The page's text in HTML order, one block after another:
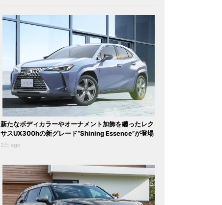
新たなボディカラーやオーナメント加飾を纏ったレク
サスUX300hの新グレード“Shining Essence”が登場
2日 ago